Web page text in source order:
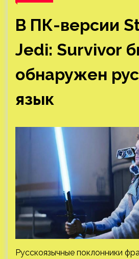
В ПК-версии
Jedi: Survivor
обнаружен
язык
Русскоязычные поклонники